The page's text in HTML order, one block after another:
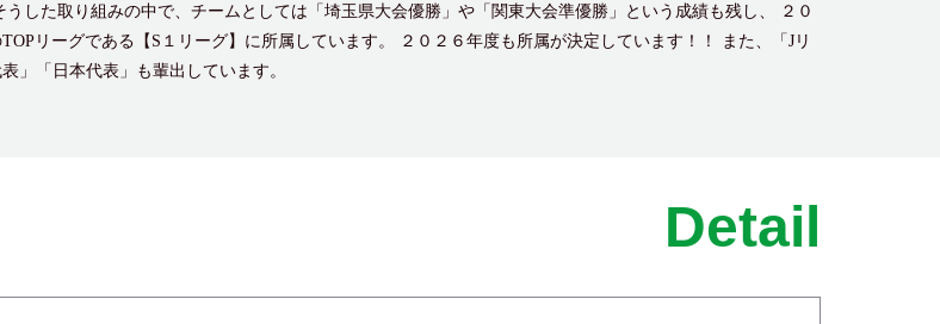
うした取り組みの中で、チームとしては「埼玉県大会優勝」や「関東大会準優勝」という成績も残し、 ２０
リーグである【S１リーグ】に所属しています。 ２０２６年度も所属が決定しています！！ また、「Jリ
」「日本代表」も輩出しています。
Detail